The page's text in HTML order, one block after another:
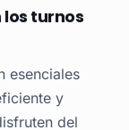
turnos
esenciales
y
del